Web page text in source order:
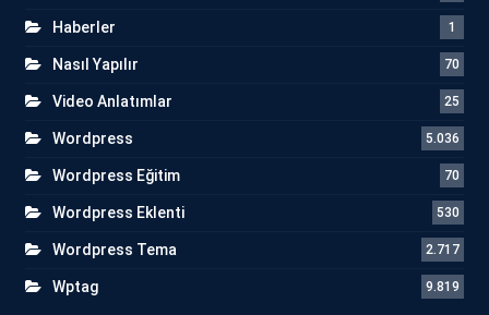
Haberler 1
Nasıl Yapılır 70
Video Anlatımlar 25
Wordpress 5.036
Wordpress Eğitim 70
Wordpress Eklenti 530
Wordpress Tema 2.717
Wptag 9.819